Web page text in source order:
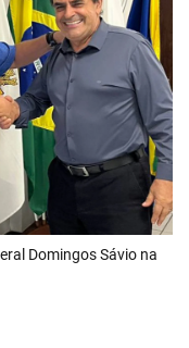
Domingos Sávio na